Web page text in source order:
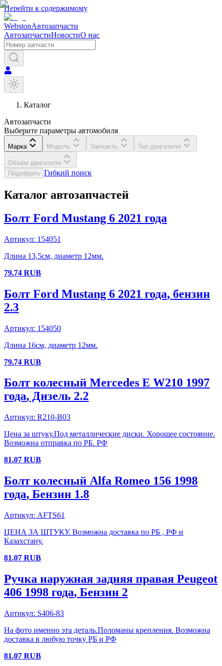
Перейти к содержимому
WebstonАвтозапчасти
АвтозапчастиНовостиО нас
Каталог
Автозапчасти
Выберите параметры автомобиля
Марка Модель Запчасть Тип двигателя
Объём двигателя
Подобрать Гибкий поиск
Каталог автозапчастей
Болт Ford Mustang 6 2021 года
Артикул: 154051
Длина 13,5см, диаметр 12мм.
79.74 RUB
Болт Ford Mustang 6 2021 года, бензин
2.3
Артикул: 154050
Длина 16см, диаметр 12мм.
79.74 RUB
Болт колесный Mercedes E W210 1997
года, Дизель 2.2
Артикул: R210-B03
Цена за штуку.Под металлические диски. Хорошее состояние.
Возможна отправка по РБ. РФ
81.07 RUB
Болт колесный Alfa Romeo 156 1998
года, Бензин 1.8
Артикул: AFTS61
ЦЕНА ЗА ШТУКУ. Возможна доставка по РБ , РФ и
Казахстану.
81.07 RUB
Ручка наружная задняя правая Peugeot
406 1998 года, Бензин 2
Артикул: S406-83
На фото именно эта деталь.Поломаны крепления. Возможна
доставка в любую точку РБ и РФ
81.07 RUB